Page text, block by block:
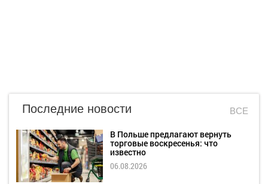
Последние новости ВСЕ
В Польше предлагают вернуть
торговые воскресенья: что
известно
06.08.2026